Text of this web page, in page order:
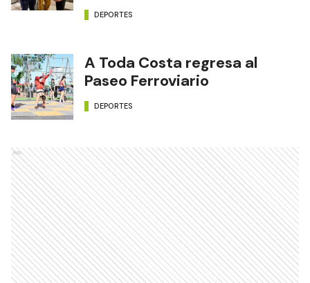
DEPORTES
A Toda Costa regresa al
Paseo Ferroviario
DEPORTES
Ads